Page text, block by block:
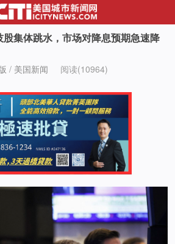
集体跳水，市场对降息预期急速降
/ 美国新闻 阅读(10964)